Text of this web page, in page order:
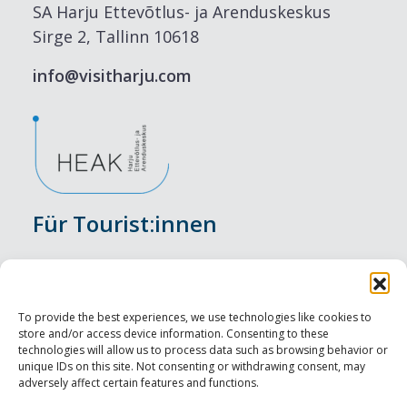
To provide the best experiences, we use technologies like cookies to
store and/or access device information. Consenting to these
technologies will allow us to process data such as browsing behavior or
unique IDs on this site. Not consenting or withdrawing consent, may
adversely affect certain features and functions.
SA Harju Ettevõtlus- ja Arenduskeskus
Sirge 2, Tallinn 10618
info@visitharju.com
Für Tourist:innen
Unterkunft
Genusserlebnisse
Sehenswürdigkeiten